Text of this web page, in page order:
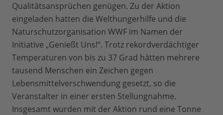
Qualitätsansprüchen genügen. Zu der Aktion
eingeladen hatten die Welthungerhilfe und die
Naturschutzorganisation WWF im Namen der
Initiative „Genießt Uns!“. Trotz rekordverdächtiger
Temperaturen von bis zu 37 Grad hätten mehrere
tausend Menschen ein Zeichen gegen
Lebensmittelverschwendung gesetzt, so die
Veranstalter in einer ersten Stellungnahme.
Insgesamt wurden mit der Aktion rund eine Tonne